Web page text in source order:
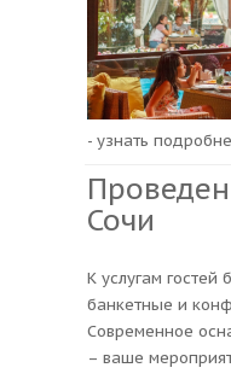
- узнать
Сочи
К услугам гостей
банкетные и
Современное
– ваше